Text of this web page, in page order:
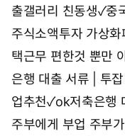
출갤러리 친동생✓중
주식소액투자 가상
택근무 편한것 뿐만
은행 대출 서류 | 투
업추천✓ok저축은행
주부에게 부업 주부